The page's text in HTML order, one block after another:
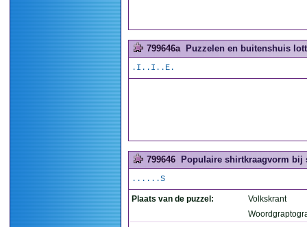
799646a Puzzelen en buitenshuis
.I..I..E.
799646 Populaire shirtkraagvorm bij
......S
Plaats van de puzzel:
Volkskrant